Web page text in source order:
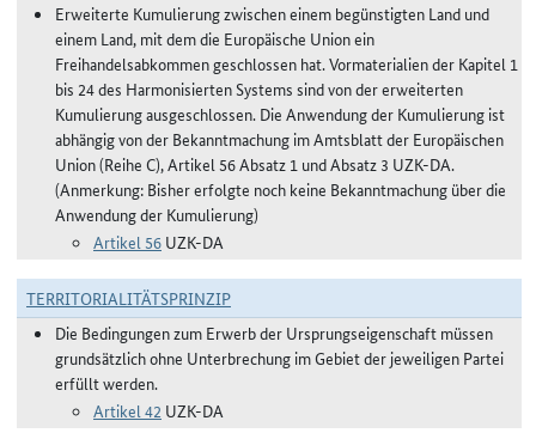
Erweiterte Kumulierung zwischen einem begünstigten Land und
einem Land, mit dem die Europäische Union ein
Freihandelsabkommen geschlossen hat. Vormaterialien der Kapitel 1
bis 24 des Harmonisierten Systems sind von der erweiterten
Kumulierung ausgeschlossen. Die Anwendung der Kumulierung ist
abhängig von der Bekanntmachung im Amtsblatt der Europäischen
Union (Reihe C), Artikel 56 Absatz 1 und Absatz 3 UZK-DA.
(Anmerkung: Bisher erfolgte noch keine Bekanntmachung über die
Anwendung der Kumulierung)
Artikel 56 UZK-DA
TERRITORIALITÄTSPRINZIP
Die Bedingungen zum Erwerb der Ursprungseigenschaft müssen
grundsätzlich ohne Unterbrechung im Gebiet der jeweiligen Partei
erfüllt werden.
Artikel 42 UZK-DA